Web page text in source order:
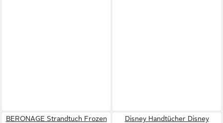
BERONAGE Strandtuch Frozen
Disney Handtücher Disney